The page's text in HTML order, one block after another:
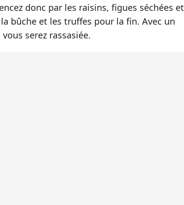
donc par les raisins, figues séchées et
bûche et les truffes pour la fin. Avec un
serez rassasiée.